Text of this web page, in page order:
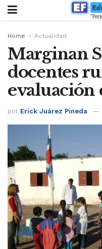
Home Actualidad
Marginan
docentes
evaluación
por Erick Juárez Pineda